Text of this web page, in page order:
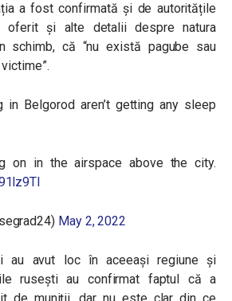
a fost confirmată și de autoritățile
oferit și alte detalii despre natura
schimb, că “nu există pagube sau
in Belgorod aren’t getting any sleep
on in the airspace above the city.
May 2, 2022
au avut loc în aceeași regiune și
rusești au confirmat faptul că a